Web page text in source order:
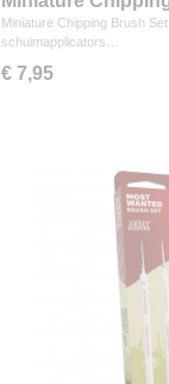
Miniature Chipping Brush
schuimapplicators…
€ 7,95